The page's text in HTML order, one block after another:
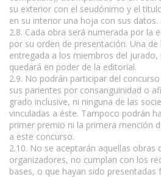
su exterior con el seudónimo y el
en su interior una hoja con sus datos.
2.8. Cada obra será numerada por la
por su orden de presentación. Una de
entregada a los miembros del
quedará en poder de la editorial.
2.9. No podrán participar del
sus parientes por consanguinidad o
grado inclusive, ni ninguna de las
vinculadas a éste. Tampoco podrán
primer premio ni la primera mención
a este concurso.
2.10. No se aceptarán aquellas obras
organizadores, no cumplan con los
bases, o que hayan sido presentadas